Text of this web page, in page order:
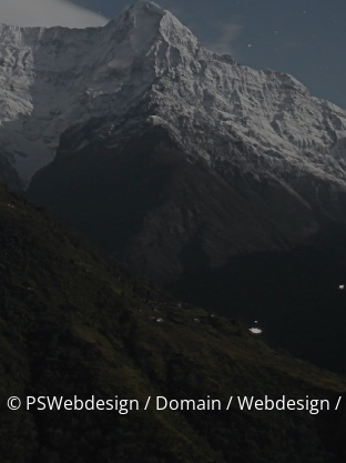
© PSWebdesign / Domain / Webdesign